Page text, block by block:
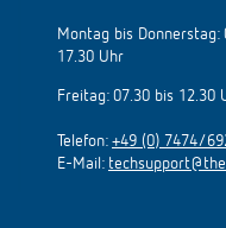
Montag bis
17.30 Uhr
Freitag: 07.30 bis 12.30
Telefon: +49 (0) 7474/
E-Mail: